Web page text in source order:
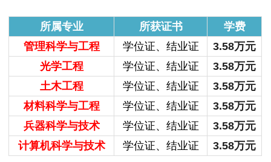
所属专业 所获证书
学费
管理科学与工程
学位证、结业证
3.58万元
光学工程
学位证、结业证
3.58万元
土木工程
学位证、结业证
3.58万元
材料科学与工程
学位证、结业证
3.58万元
兵器科学与技术
学位证、结业证
3.58万元
计算机科学与技术
学位证、结业证 3.58万元